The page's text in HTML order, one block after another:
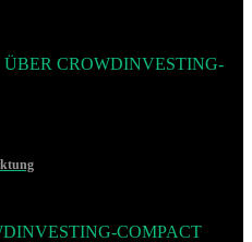
CROWDINVESTING-
COMPACT